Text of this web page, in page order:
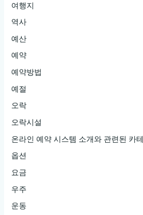
여행지
역사
예산
예약
예약방법
예절
오락
오락시설
온라인 예약 시스템 소개와 관련된 카
옵션
요금
우주
운동